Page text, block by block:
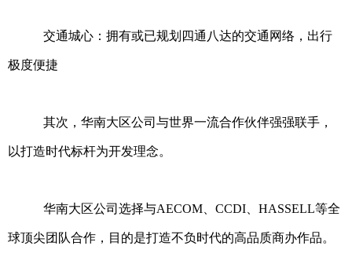
交通城心：拥有或已规划四通八达的交通网络，出行
极度便捷
其次，华南大区公司与世界一流合作伙伴强强联手，
以打造时代标杆为开发理念。
华南大区公司选择与AECOM、CCDI、HASSELL等全
球顶尖团队合作，目的是打造不负时代的高品质商办作品。